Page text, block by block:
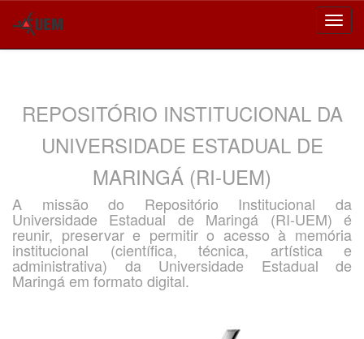
REPOSITÓRIO INSTITUCIONAL DA
UNIVERSIDADE ESTADUAL DE
MARINGÁ (RI-UEM)
A missão do Repositório Institucional da
Universidade Estadual de Maringá (RI-UEM) é
reunir, preservar e permitir o acesso à memória
institucional (científica, técnica, artística e
administrativa) da Universidade Estadual de
Maringá em formato digital.